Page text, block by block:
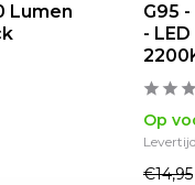
Lumen
G95
-
Op
€14,95